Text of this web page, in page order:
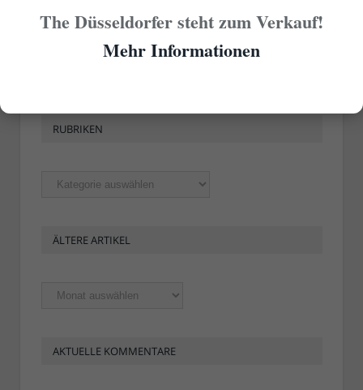
RUBRIKEN
Rubriken
ÄLTERE ARTIKEL
Ältere
Artikel
AKTUELLE KOMMENTARE
The Düsseldorfer steht zum Verkauf!
Mehr Informationen